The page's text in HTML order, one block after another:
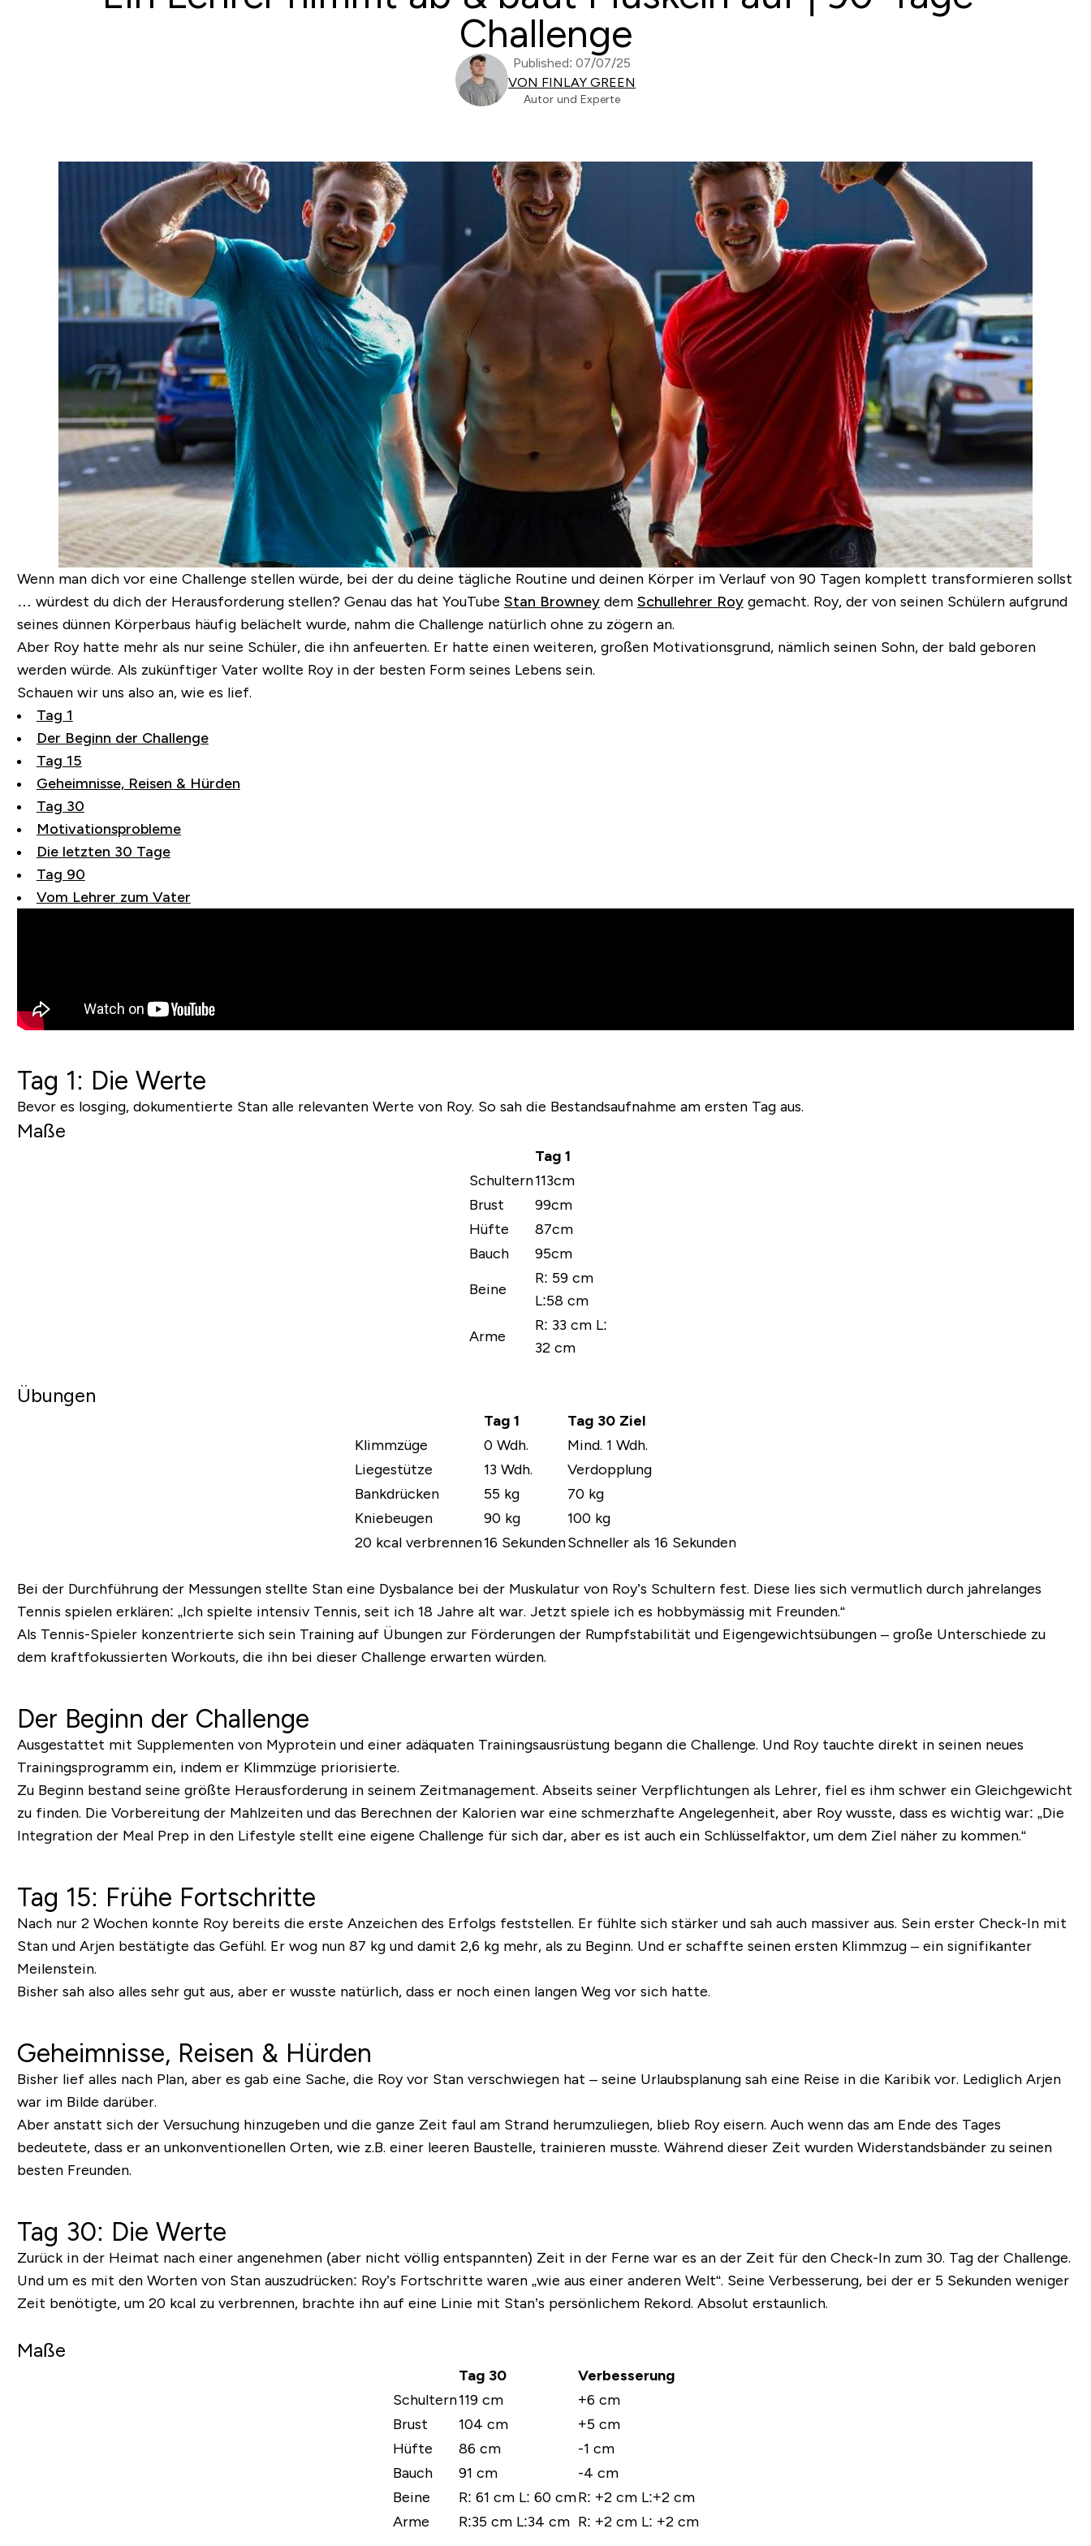
Challenge
Published: 07/07/25
VON FINLAY GREEN
Autor und Experte
Wenn man dich vor eine Challenge stellen würde, bei der du deine tägliche Routine und deinen Körper im Verlauf von 90 Tagen komplett transformieren sollst
… würdest du dich der Herausforderung stellen? Genau das hat YouTube Stan Browneydem Schullehrer Roygemacht. Roy, der von seinen Schülern aufgrund
seines dünnen Körperbaus häufig belächelt wurde, nahm die Challenge natürlich ohne zu zögern an.
Aber Roy hatte mehr als nur seine Schüler, die ihn anfeuerten. Er hatte einen weiteren, großen Motivationsgrund, nämlich seinen Sohn, der bald geboren
werden würde. Als zukünftiger Vater wollte Roy in der besten Form seines Lebens sein.
Schauen wir uns also an, wie es lief.
Tag 1
Der Beginn der Challenge
Tag 15
Geheimnisse, Reisen & Hürden
Tag 30
Motivationsprobleme
Die letzten 30 Tage
Tag 90
Vom Lehrer zum Vater
Tag 1: Die Werte
Bevor es losging, dokumentierte Stan alle relevanten Werte von Roy. So sah die Bestandsaufnahme am ersten Tag aus.
Maße
Tag 1
Schultern113cm
Brust
99cm
Hüfte
87cm
Bauch
95cm
Beine
R: 59 cm
L:58 cm
Arme
R: 33 cm L:
32 cm
Übungen
Tag 1
Tag 30 Ziel
Klimmzüge
0 Wdh.
Mind. 1 Wdh.
Liegestütze
13 Wdh.
Verdopplung
Bankdrücken
55 kg
70 kg
Kniebeugen
90 kg
100 kg
20 kcal verbrennen16 SekundenSchneller als 16 Sekunden
Bei der Durchführung der Messungen stellte Stan eine Dysbalance bei der Muskulatur von Roy’s Schultern fest. Diese lies sich vermutlich durch jahrelanges
Tennis spielen erklären: „Ich spielte intensiv Tennis, seit ich 18 Jahre alt war. Jetzt spiele ich es hobbymässig mit Freunden.“
Als Tennis-Spieler konzentrierte sich sein Training auf Übungen zur Förderungen der Rumpfstabilität und Eigengewichtsübungen – große Unterschiede zu
dem kraftfokussierten Workouts, die ihn bei dieser Challenge erwarten würden.
Der Beginn der Challenge
Ausgestattet mit Supplementen von Myprotein und einer adäquaten Trainingsausrüstung begann die Challenge. Und Roy tauchte direkt in seinen neues
Trainingsprogramm ein, indem er Klimmzüge priorisierte.
Zu Beginn bestand seine größte Herausforderung in seinem Zeitmanagement. Abseits seiner Verpflichtungen als Lehrer, fiel es ihm schwer ein Gleichgewicht
zu finden. Die Vorbereitung der Mahlzeiten und das Berechnen der Kalorien war eine schmerzhafte Angelegenheit, aber Roy wusste, dass es wichtig war: „Die
Integration der Meal Prep in den Lifestyle stellt eine eigene Challenge für sich dar, aber es ist auch ein Schlüsselfaktor, um dem Ziel näher zu kommen.“
Tag 15: Frühe Fortschritte
Nach nur 2 Wochen konnte Roy bereits die erste Anzeichen des Erfolgs feststellen. Er fühlte sich stärker und sah auch massiver aus. Sein erster Check-In mit
Stan und Arjen bestätigte das Gefühl. Er wog nun 87 kg und damit 2,6 kg mehr, als zu Beginn. Und er schaffte seinen ersten Klimmzug – ein signifikanter
Meilenstein.
Bisher sah also alles sehr gut aus, aber er wusste natürlich, dass er noch einen langen Weg vor sich hatte.
Geheimnisse, Reisen & Hürden
Bisher lief alles nach Plan, aber es gab eine Sache, die Roy vor Stan verschwiegen hat – seine Urlaubsplanung sah eine Reise in die Karibik vor. Lediglich Arjen
war im Bilde darüber.
Aber anstatt sich der Versuchung hinzugeben und die ganze Zeit faul am Strand herumzuliegen, blieb Roy eisern. Auch wenn das am Ende des Tages
bedeutete, dass er an unkonventionellen Orten, wie z.B. einer leeren Baustelle, trainieren musste. Während dieser Zeit wurden Widerstandsbänder zu seinen
besten Freunden.
Tag 30: Die Werte
Zurück in der Heimat nach einer angenehmen (aber nicht völlig entspannten) Zeit in der Ferne war es an der Zeit für den Check-In zum 30. Tag der Challenge.
Und um es mit den Worten von Stan auszudrücken: Roy’s Fortschritte waren „wie aus einer anderen Welt“. Seine Verbesserung, bei der er 5 Sekunden weniger
Zeit benötigte, um 20 kcal zu verbrennen, brachte ihn auf eine Linie mit Stan’s persönlichem Rekord. Absolut erstaunlich.
Maße
Tag 30
Verbesserung
Schultern119 cm
+6 cm
Brust
104 cm
+5 cm
Hüfte
86 cm
-1 cm
Bauch
91 cm
-4 cm
Beine
R: 61 cm L: 60 cmR: +2 cm L:+2 cm
Arme
R:35 cm L:34 cm R: +2 cm L: +2 cm